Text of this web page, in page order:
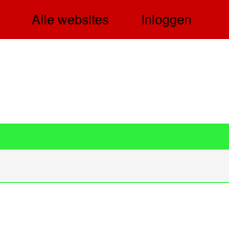
Alle websites Inloggen